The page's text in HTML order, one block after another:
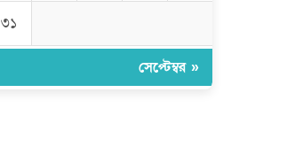
শিক্ষার্থীকে সত্যিকারের মানুষ হিসেবে
গড়ে তুলতে হবে -জবি ভিসি ড. রইছ
উদদীন
সড়ক নিরাপত্তা ও জনসচেতনতা
৩১
সেপ্টেম্বর »